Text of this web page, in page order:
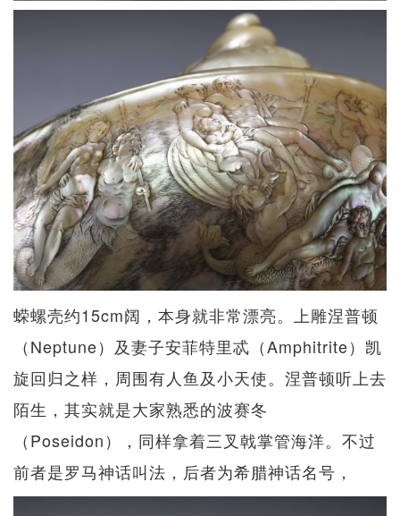
蝾螺壳约15cm阔，本身就非常漂亮。上雕涅普顿
（Neptune）及妻子安菲特里忒（Amphitrite）凯
旋回归之样，周围有人鱼及小天使。涅普顿听上去
陌生，其实就是大家熟悉的波赛冬
（Poseidon），同样拿着三叉戟掌管海洋。不过
前者是罗马神话叫法，后者为希腊神话名号，